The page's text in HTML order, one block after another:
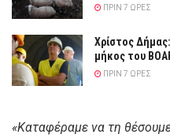
ΠΡΙΝ 7 ΏΡΕΣ
Χρίστος
μήκος του
ΠΡΙΝ 7 ΏΡΕΣ
«Καταφέραμε να τη